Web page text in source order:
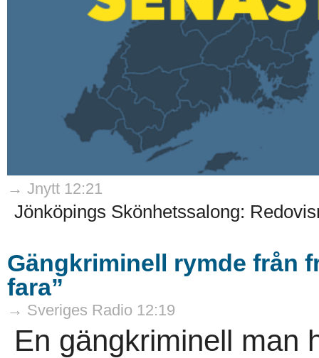
→ Jnytt 12:21
Jönköpings Skönhetssalong:
Gängkriminell rymde från
fara”
→ Sveriges Radio 12:19
En gängkriminell man